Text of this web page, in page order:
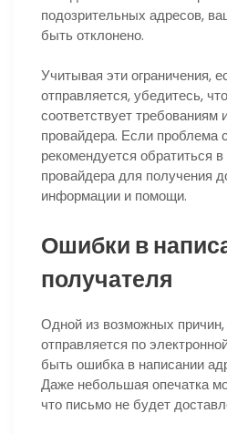
подозрительных адресов,
быть отклонено.
Учитывая эти ограничения,
отправляется, убедитесь,
соответствует требованиям
провайдера. Если проблема
рекомендуется обратиться
провайдера для получения
информации и помощи.
Ошибки в
получателя
Одной из возможных
отправляется по
быть ошибка в написании
Даже небольшая опечатка
что письмо не будет